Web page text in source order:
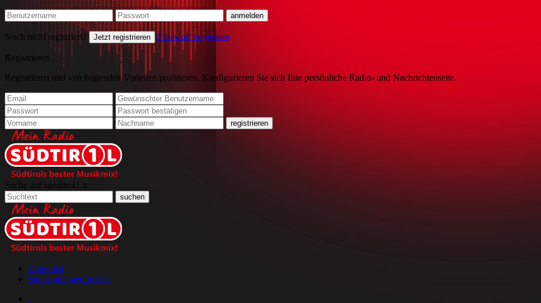
Noch nicht registriert? Jetzt registrieren Passwort vergessen
Registrieren
Registrieren und von folgenden Vorteilen profitieren. Konfigurieren Sie sich Ihre persönliche Radio- und Nachrichtenseite.
Suche auf suedtirol1.it
anmelden
Suche auf suedtirol1.it